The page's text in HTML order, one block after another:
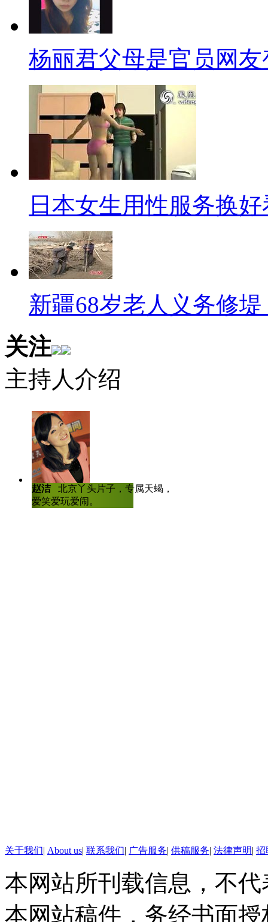
老用户的网友表示：“明年今
支蜡烛……”
【标题】屌丝眼中的中国各
【口播】最近网上流传着一
禁。他们眼中地大物博的中国
人民自己眼中的自己和屌丝眼
【解说】
北京人眼中的自己
北京的标志天安门，长城和
屌丝眼中的北京
特有的新闻联播和烤鸭
山东人眼中的自己
孔子文化是我们的文化遗产
种大企业就是代表山东的经济。
屌丝眼中的山东
学厨师就到山东济南蓝翔技
子再来两瓣大蒜
四川人眼中的自己
屌丝眼中的湖南
快乐大本营的搞笑主持人和
上海人眼中的自己
杨丽君父母是官员网友
日本女生用性服务换
新疆68岁老人义务修
关注
主持人介绍
赵洁
北京丫头片子，专属天蝎，爱哭
爱笑爱玩爱闹。
关于我们| About us| 联系我们| 广告服务| 供稿服务| 法律声明| 招
本网站所刊载信息，不
本网站稿件，务经书面授